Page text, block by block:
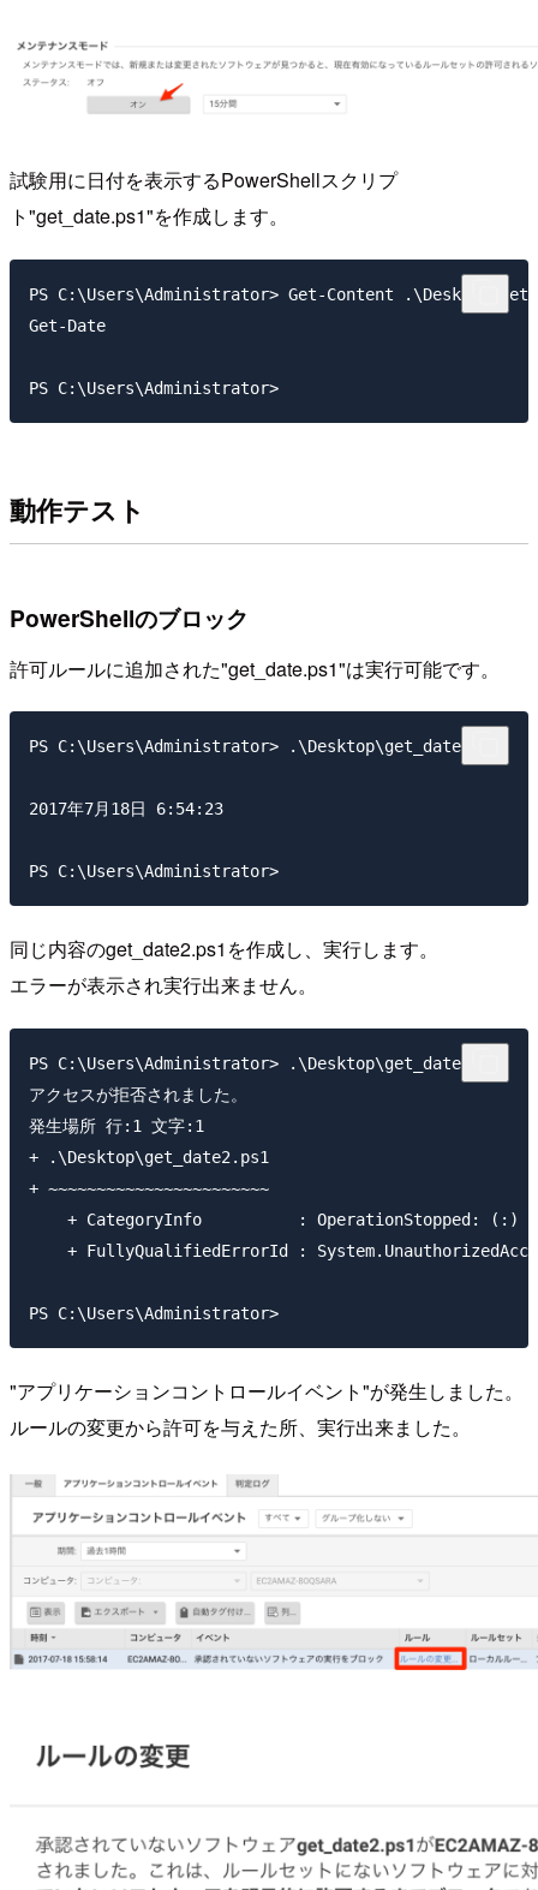
試験用に日付を表示するPowerShellスクリプ
ト"get_date.ps1"を作成します。
PS C:\Users\Administrator> Get-Content
Get-Date
動作テスト
PowerShellのブロック
許可ルールに追加された"get_date.ps1"は実行可能です。
PS C:\Users\Administrator> .\Desktop\get_date.ps1
2017年7月18日 6:54:23
同じ内容のget_date2.ps1を作成し、実行します。
エラーが表示され実行出来ません。
PS C:\Users\Administrator> .\Desktop\get_date2.ps1
アクセスが拒否されました。
発生場所 行:1 文字:1
+ .\Desktop\get_date2.ps1
+ ~~~~~~~~~~~~~~~~~~~~~~~
+ CategoryInfo          : OperationStopped: (:)
+ FullyQualifiedErrorId :
"アプリケーションコントロールイベント"が発生しました。
ルールの変更から許可を与えた所、実行出来ました。